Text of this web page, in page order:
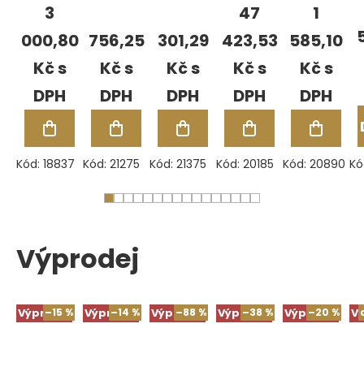
Durston
3
000,80
Kč
Kód: 18837
Durston,
bílá
756,25
Kč
Kód: 21275
Tuf
Guy
Green,
bal.
454
g
301,29
Kč
Kód: 21375
Olivia
C130,
vč.převodu
a
ext.rolen
47
423,53
Kč
Kód: 20185
JE37
(36
g
Ag),
1 l
1
585,10
Kč
Kód: 20890
Výprodej
Výprodej
–15 % Výprodej
–14 % Výprodej
–88 % Výprodej
–38 % Výprodej
–20 %